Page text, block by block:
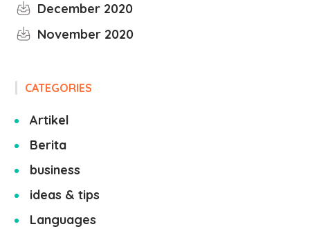
December 2020
November 2020
CATEGORIES
Artikel
Berita
business
ideas & tips
Languages